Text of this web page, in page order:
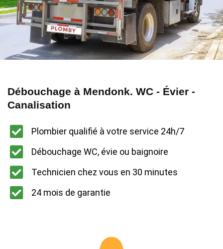
Débouchage à Mendonk. WC - Évier -
Canalisation
Plombier qualifié à votre service 24h/7
Débouchage WC, évie ou baignoire
Technicien chez vous en 30 minutes
24 mois de garantie